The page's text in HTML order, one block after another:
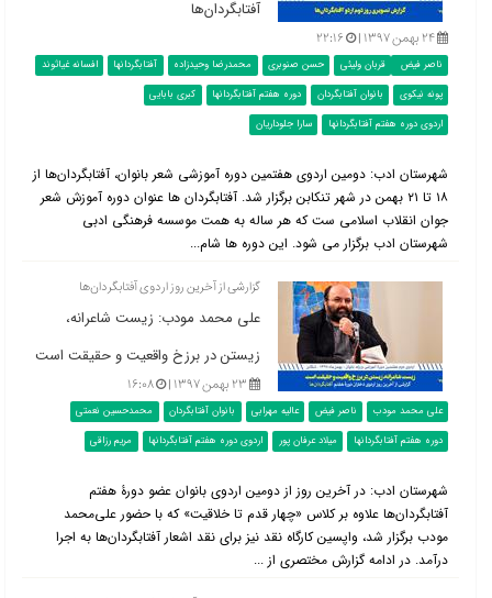
آفتابگردان‌ها
۲۴ بهمن ۱۳۹۷ | ۲۲:۱۶
ناصر فیض قربان ولیئی حسن صنوبری محمدرضا وحیدزاده آفتابگردانها
افسانه غیاثوند
پونه نیکوی
بانوان آفتابگردان دوره هفتم آفتابگردانها
کبری بابایی
اردوی دوره هفتم آفتابگردانها
سارا جلوداریان
شهرستان ادب: دومین اردوی هفتمین دوره آموزشی شعر بانوان، آفتابگردان‌ها از
۱۸ تا ۲۱ بهمن در شهر تنکابن برگزار شد. آفتابگردان ها عنوان دوره آموزش شعر
جوان انقلاب اسلامی ست که هر ساله به همت موسسه فرهنگی ادبی
شهرستان ادب برگزار می شود. این دوره ها شام...
گزارشی از آخرین روز اردوی آفتابگردان‌ها
علی محمد مودب: زیست شاعرانه،
زیستن در برزخ واقعیت و حقیقت است
۲۳ بهمن ۱۳۹۷ | ۱۶:۰۸
علی محمد مودب ناصر فیض عالیه مهرابی بانوان آفتابگردان
محمدحسین نعمتی
دوره هفتم آفتابگردانها
میلاد عرفان پور اردوی دوره هفتم آفتابگردانها مریم رزاقی
شهرستان ادب: در آخرین روز از دومین اردوی بانوان عضو دورۀ هفتم
آفتابگردان‌ها علاوه بر کلاس «چهار قدم تا خلاقیت» که با حضور علی‌محمد
مودب برگزار شد، واپسین کارگاه نقد نیز برای نقد اشعار آفتابگردان‌ها به اجرا
درآمد. در ادامه گزارش مختصری از ...